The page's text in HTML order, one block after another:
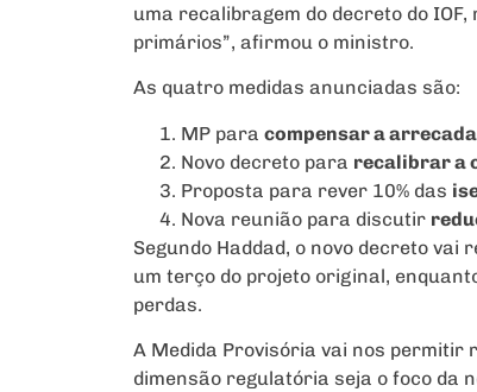
uma recalibragem do decreto do
primários”, afirmou o ministro.
As quatro medidas anunciadas são:
MP para compensar a
Novo decreto para recalibrar a
Proposta para rever 10% das
Nova reunião para discutir
Segundo Haddad, o novo decreto
um terço do projeto original,
perdas.
A Medida Provisória vai nos permitir
dimensão regulatória seja o foco da